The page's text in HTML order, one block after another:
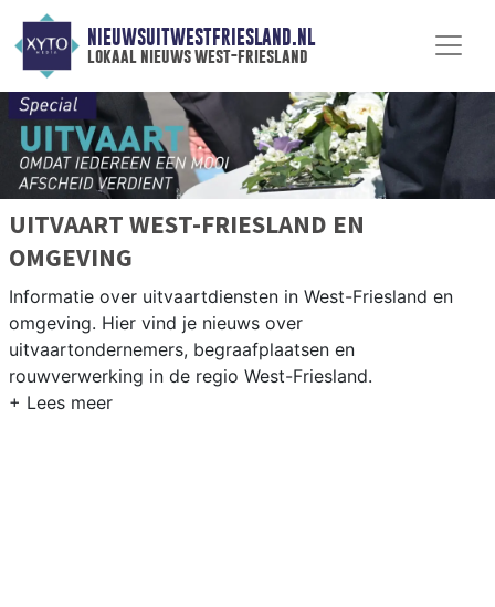
NIEUWSUITWESTFRIESLAND.NL
lokaal nieuws west-friesland
UITVAART WEST-FRIESLAND EN
OMGEVING
Informatie over uitvaartdiensten in West-Friesland en
omgeving. Hier vind je nieuws over
uitvaartondernemers, begraafplaatsen en
rouwverwerking in de regio West-Friesland.